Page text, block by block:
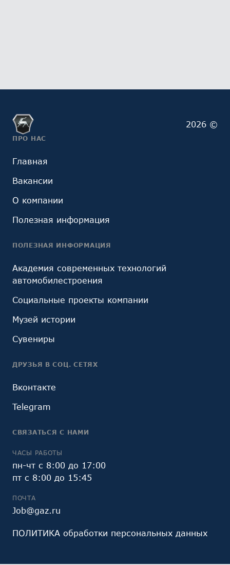
2026 ©
ПРО НАС
Главная
Вакансии
О компании
Полезная информация
ПОЛЕЗНАЯ ИНФОРМАЦИЯ
Академия современных технологий
автомобилестроения
Социальные проекты компании
Музей истории
Сувениры
ДРУЗЬЯ В СОЦ. СЕТЯХ
Вконтакте
Telegram
СВЯЗАТЬСЯ С НАМИ
ЧАСЫ РАБОТЫ
пн-чт с 8:00 до 17:00
пт с 8:00 до 15:45
ПОЧТА
Job@gaz.ru
ПОЛИТИКА обработки персональных данных